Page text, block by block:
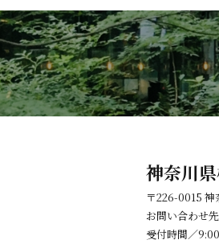
神奈川
〒226-0015 神
お問い合わせ
受付時間／